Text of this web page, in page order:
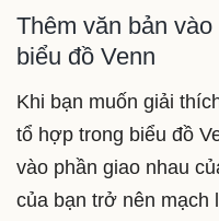
Thêm văn bản
biểu đồ Venn
Khi bạn muốn giải
tổ hợp trong biểu đồ
vào phần giao nhau
của bạn trở nên mạch